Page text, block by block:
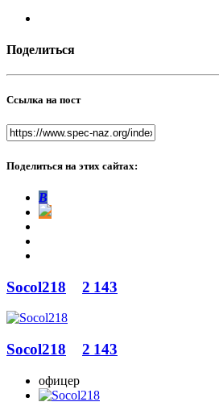
Поделиться
Ссылка на пост
Поделиться на этих сайтах:
В
Socol218 2 143
Socol218 2 143
офицер